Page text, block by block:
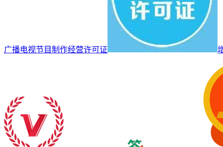
广播电视节目制作经营许可证